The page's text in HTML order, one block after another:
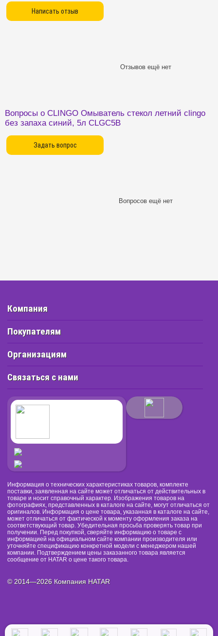
Отзывов ещё нет
Вопросы о CLINGO Омыватель стекол летний clingo
без запаха синий, 5л CLGC5B
Вопросов ещё нет
Компания
Покупателям
Организациям
Связаться с нами
Информация о технических характеристиках товаров, комплекте
поставки, заявленная на сайте может отличаться от действительных в
товаре и носит справочный характер. Изображения товаров на
фотографиях, представленных в каталоге на сайте, могут отличаться от
оригиналов. Информация о цене товара, указанная в каталоге на сайте,
может отличаться от фактической к моменту оформления заказа на
соответствующий товар. Убедительная просьба проверять товар при
получении. Перед покупкой, сверяйте информацию о товаре с
информацией на официальном сайте компании производителя или
уточняйте спецификацию конкретной модели с менеджером нашей
компании. Подтверждением цены заказанного товара является
сообщение от HATAR о цене такого товара.
© 2014—2026 Компания HATAR